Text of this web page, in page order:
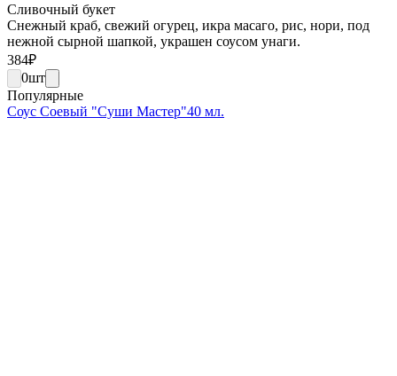
Сливочный букет
Снежный краб, свежий огурец, икра масаго, рис, нори, под
нежной сырной шапкой, украшен соусом унаги.
384₽
0шт
Популярные
Соус Соевый "Суши Мастер"40 мл.